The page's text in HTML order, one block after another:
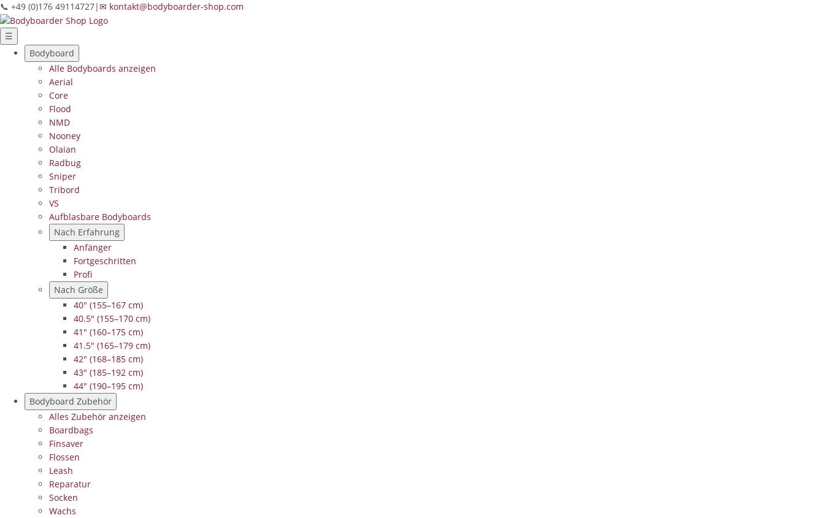
📞 +49 (0)176 49114727| ✉ kontakt@bodyboarder-shop.com
☰
Bodyboard
Alle Bodyboards anzeigen
Aerial
Core
Flood
NMD
Nooney
Olaian
Radbug
Sniper
Tribord
VS
Aufblasbare Bodyboards
Nach Erfahrung
Anfänger
Fortgeschritten
Profi
Nach Größe
40" (155–167 cm)
40.5" (155–170 cm)
41" (160–175 cm)
41.5" (165–179 cm)
42" (168–185 cm)
43" (185–192 cm)
44" (190–195 cm)
Bodyboard Zubehör
Alles Zubehör anzeigen
Boardbags
Finsaver
Flossen
Leash
Reparatur
Socken
Wachs